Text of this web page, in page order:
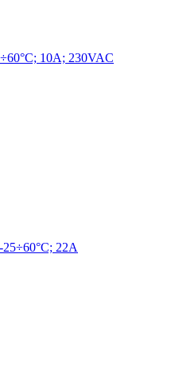
10A; 230VAC
22A